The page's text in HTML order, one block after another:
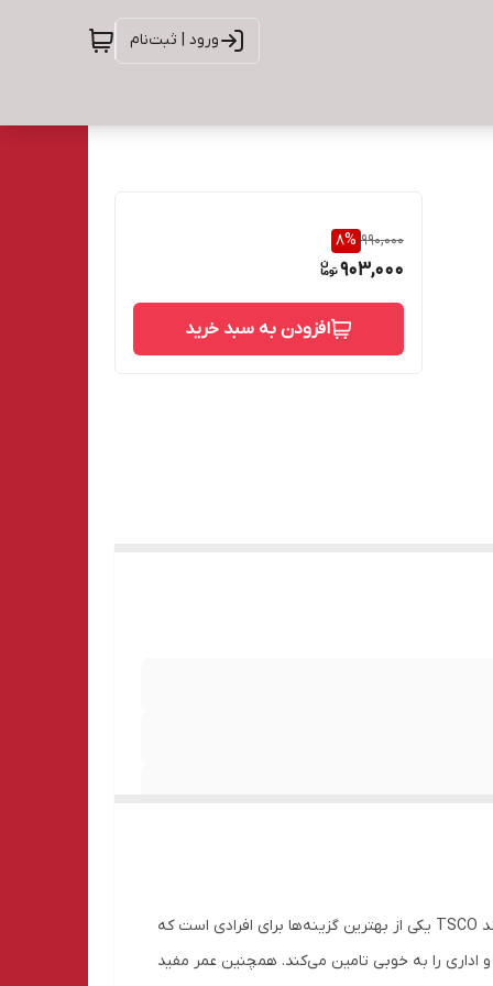
ورود | ثبت‌نام
990,000
8%
903,000
افزودن به سبد خرید
اگر به دنبال یک ماوس با سرعت اتصال و کیفیت عالی هستید، ما به شما ماوس TM ۶۹۲ از تسکو را پیشنهاد می‌دهیم. این ماوس از برند TSCO یکی از بهترین گزینه‌ها برای افرادی است که
و اداری را به خوبی تامین می‌کند. همچنین عمر مفید